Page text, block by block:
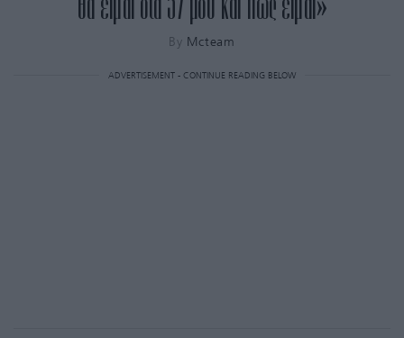
By Mcteam
ADVERTISEMENT - CONTINUE READING BELOW